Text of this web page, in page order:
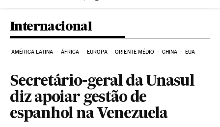
Internacional
AMÉRICA LATINA ÁFRICA EUROPA ORIENTE MÉDIO CHINA EUA
Secretário-geral da Unasul
diz apoiar gestão de
espanhol na Venezuela